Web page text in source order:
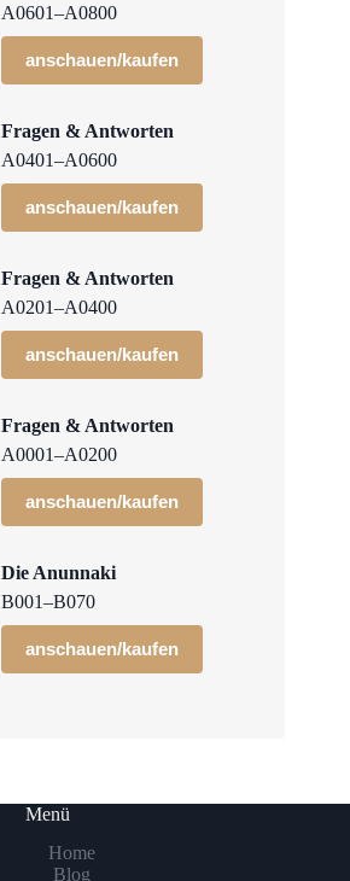
A0601–A0800
anschauen/kaufen
Fragen & Antworten
A0401–A0600
anschauen/kaufen
Fragen & Antworten
A0201–A0400
anschauen/kaufen
Fragen & Antworten
A0001–A0200
anschauen/kaufen
Die Anunnaki
B001–B070
anschauen/kaufen
Menü
Home
Blog